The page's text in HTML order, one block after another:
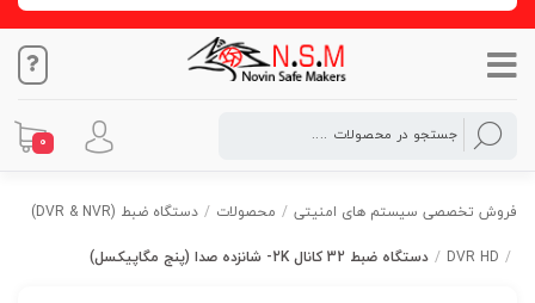
0
فروش تخصصی سیستم های امنیتی / محصولات / دستگاه ضبط (DVR & NVR)
/
DVR HD
/ دستگاه ضبط 32 کانال 2K- شانزده صدا (پنج مگاپیکسل)